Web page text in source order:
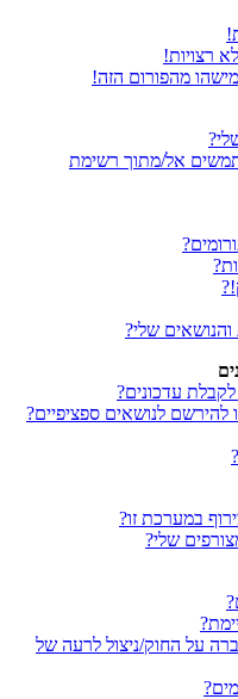
רצויות!
מהפורום הזה!
אל/מתוך רשימת
שלי?
עדכונים?
להירשם לנושאים ספציפיים?
במערכת זו?
שלי?
על החוק/ניצול לרעה של